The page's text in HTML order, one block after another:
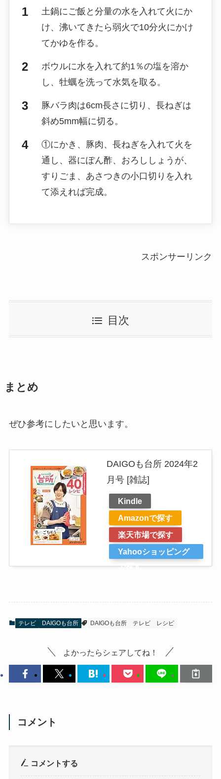
土鍋にご飯と分量の水を入れて火にか
け、沸いてきたら弱火で10分火にかけ
てかゆを作る。
ボウルに水を入れて約1％の塩を溶か
し、牡蠣を洗って水気を取る。
豚バラ肉は6cm長さに切り、長ねぎは
斜め5mm幅に切る。
①にかき、豚肉、長ねぎを入れて火を
通し、器にぽん酢、おろししょうが、
すりごま、あさつきの小口切りを入れ
て添えれば完成。
スポンサーリンク
目次
まとめ
ぜひ参考にしたいと思います。
DAIGOも台所 2024年2
月号 [雑誌]
Kindle
Amazonで探す
楽天市場で探す
Yahooショッピング
で探す
テレビ DAIGOも台所 DAIGOも台所 テレビ レシピ
よかったらシェアしてね！
コメント
コメントする